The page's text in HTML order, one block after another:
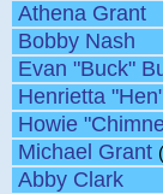
Athena Grant
Bobby Nash
Evan "Buck"
Henrietta
Howie
Michael Grant
Abby Clark